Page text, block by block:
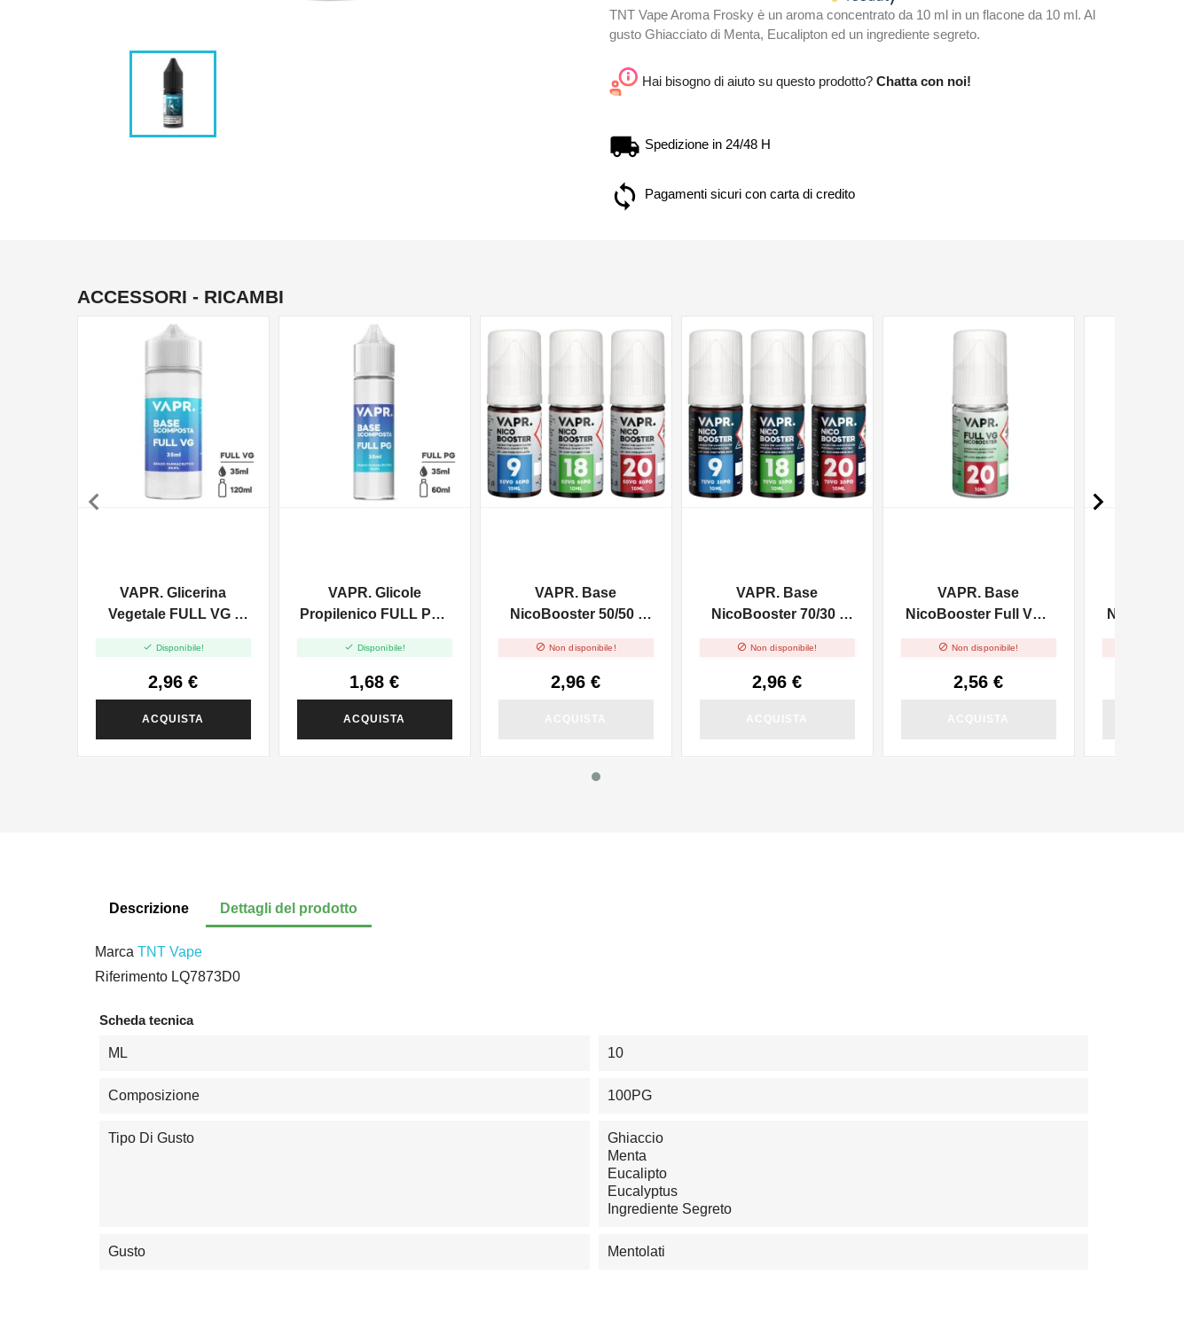
TNT Vape Aroma Frosky è un aroma concentrato da 10 ml in un flacone da 10 ml. Al
gusto Ghiacciato di Menta, Eucalipton ed un ingrediente segreto.
Hai bisogno di aiuto su questo prodotto? Chatta con noi!
Spedizione in 24/48 H
Pagamenti sicuri con carta di credito
ACCESSORI - RICAMBI
VAPR. Glicerina
Vegetale FULL VG -
 Disponibile!
2,96 €
ACQUISTA
VAPR. Glicole
Propilenico FULL PG -
 Disponibile!
1,68 €
ACQUISTA
VAPR. Base
NicoBooster 50/50 -
 Non disponibile!
2,96 €
VAPR. Base
NicoBooster 70/30 -
 Non disponibile!
2,96 €
VAPR. Base
NicoBooster Full VG -
 Non disponibile!
2,56 €
 
Descrizione Dettagli del prodotto
Marca TNT Vape
Riferimento LQ7873D0
Scheda tecnica
ML 10
Composizione 100PG
Tipo Di Gusto
Ghiaccio
Menta
Eucalipto
Eucalyptus
Ingrediente Segreto
Gusto Mentolati